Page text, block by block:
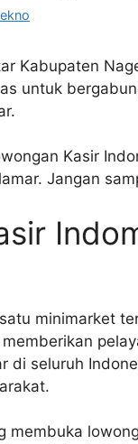
Kabupaten
untuk
Kasir
Jangan
minimarket
di seluruh
membuka